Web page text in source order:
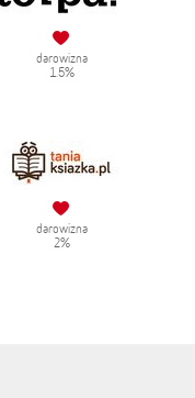
darowizna
1.5%
darowizna
2%